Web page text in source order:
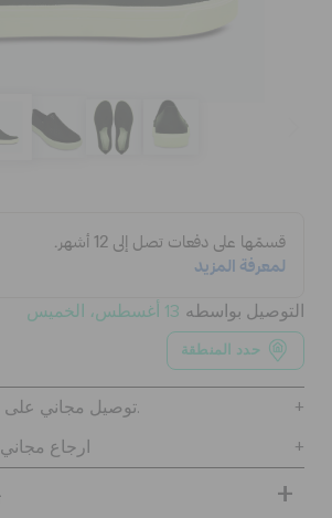
كروكس لمكان العمل
مميز
تسجيل الدخول / اشتراك
تحديد موقع المتجر
التوصيل بواسطه 13 أغسطس، الخميس
حدد المنطقة
توصيل مجاني على جميع الطلبيات.
ارجاع